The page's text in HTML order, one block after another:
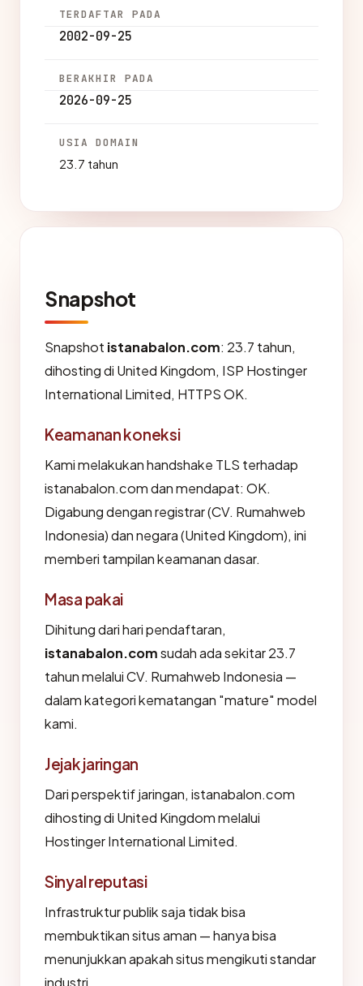
TERDAFTAR PADA
2002-09-25
BERAKHIR PADA
2026-09-25
USIA DOMAIN
23.7 tahun
Snapshot
Snapshot istanabalon.com: 23.7 tahun,
dihosting di United Kingdom, ISP Hostinger
International Limited, HTTPS OK.
Keamanan koneksi
Kami melakukan handshake TLS terhadap
istanabalon.com dan mendapat: OK.
Digabung dengan registrar (CV. Rumahweb
Indonesia) dan negara (United Kingdom), ini
memberi tampilan keamanan dasar.
Masa pakai
Dihitung dari hari pendaftaran,
istanabalon.comsudah ada sekitar 23.7
tahun melalui CV. Rumahweb Indonesia —
dalam kategori kematangan "mature" model
kami.
Jejak jaringan
Dari perspektif jaringan, istanabalon.com
dihosting di United Kingdom melalui
Hostinger International Limited.
Sinyal reputasi
Infrastruktur publik saja tidak bisa
membuktikan situs aman — hanya bisa
menunjukkan apakah situs mengikuti standar
industri.